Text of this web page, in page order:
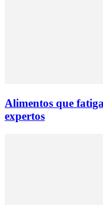
Alimentos que
expertos